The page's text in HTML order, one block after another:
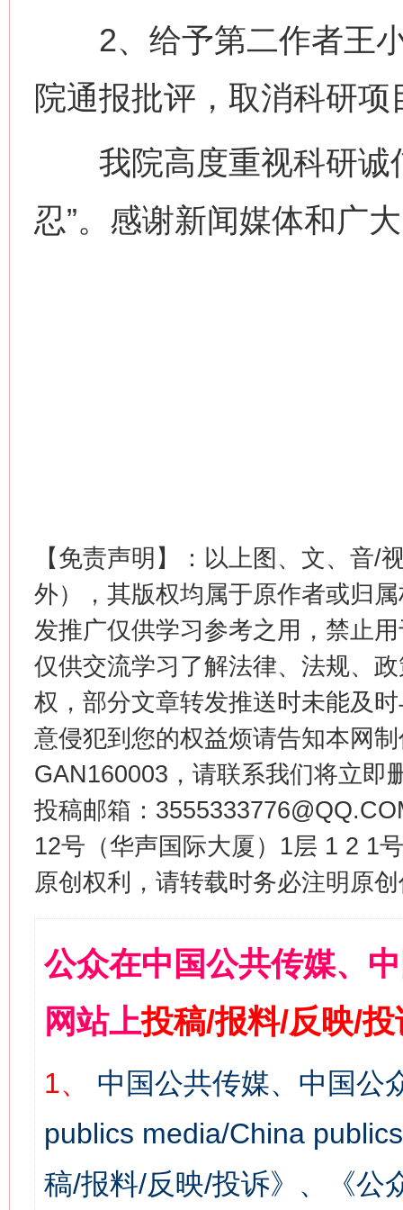
2、给予第二作者王小
院通报批评，取消科研
我院高度重视科研诚
忍”。感谢新闻媒体和广
【免责声明】：以上图、文、音/
外），其版权均属于原作者或归
发推广仅供学习参考之用，禁止
仅供交流学习了解法律、法规、
权，部分文章转发推送时未能及
意侵犯到您的权益烦请告知本网
GAN160003，请联系我们将立即
投稿邮箱：
12号（华声国际大厦）1层 1 2 1
原创权利，请转载时务必注明原
公众在中国公共传媒、
网站上投稿/报料/反映/
1、
中国公共传媒、中国公
publics media/China
稿/报料/反映/投诉》、《公